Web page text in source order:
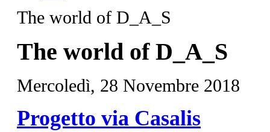
The world of D_A_S
The world of D_A_S
Mercoledì, 28 Novembre 2018
Progetto via Casalis